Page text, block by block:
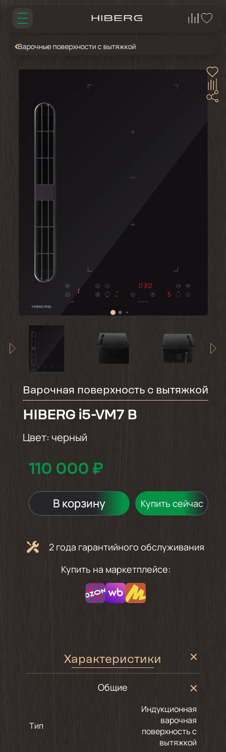
Варочные поверхности с вытяжкой
Варочная поверхность с вытяжкой
HIBERG i5-VM7 B
Цвет: черный
110 000 ₽
В корзину Купить сейчас
2 года гарантийного обслуживания
Купить на маркетплейсе:
Характеристики
Общие
Тип
Индукционная
варочная
поверхность с
вытяжкой